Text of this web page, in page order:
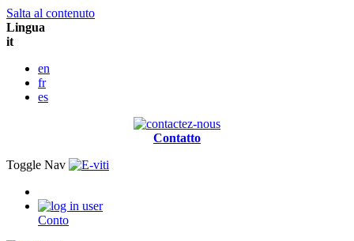
Salta al contenuto
Lingua
it
en
fr
es
Contatto
Toggle Nav
Conto